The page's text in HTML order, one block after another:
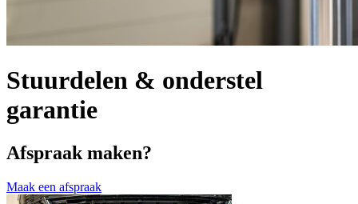
Stuurdelen & onderstel
garantie
Afspraak maken?
Maak een afspraak